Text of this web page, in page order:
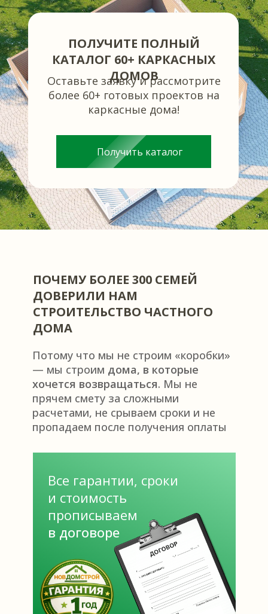
ПОЛУЧИТЕ ПОЛНЫЙ
КАТАЛОГ 60+ КАРКАСНЫХ
ДОМОВ
Оставьте заявку и рассмотрите
более 60+ готовых проектов на
каркасные дома!
Получить каталог
ПОЧЕМУ БОЛЕЕ 300 СЕМЕЙ
ДОВЕРИЛИ НАМ
СТРОИТЕЛЬСТВО ЧАСТНОГО
ДОМА
Потому что мы не строим «коробки»
— мы строим дома, в которые
хочется возвращаться. Мы не
прячем смету за сложными
расчетами, не срываем сроки и не
пропадаем после получения оплаты
Все гарантии, сроки
и стоимость
прописываем
в договоре